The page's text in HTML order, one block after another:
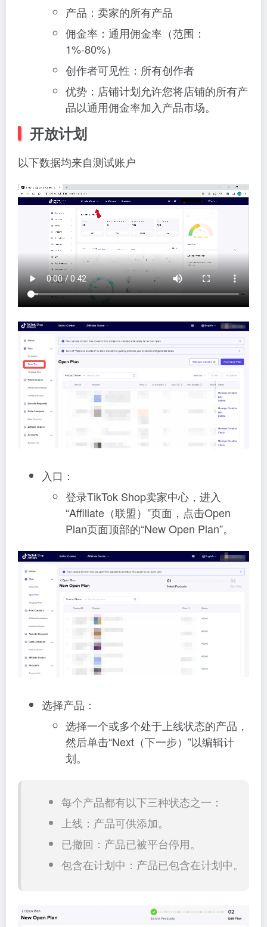
产品：卖家的所有产品
佣金率：通用佣金率（范围：
1%-80%）
创作者可见性：所有创作者
优势：店铺计划允许您将店铺的所有产
品以通用佣金率加入产品市场。
开放计划
以下数据均来自测试账户
入口：
登录TikTok Shop卖家中心，进入
“Affiliate（联盟）”页面，点击Open
Plan页面顶部的“New Open Plan”。
选择产品：
选择一个或多个处于上线状态的产品，
然后单击“Next（下一步）”以编辑计
划。
每个产品都有以下三种状态之一：
上线：产品可供添加。
已撤回：产品已被平台停用。
包含在计划中：产品已包含在计划中。